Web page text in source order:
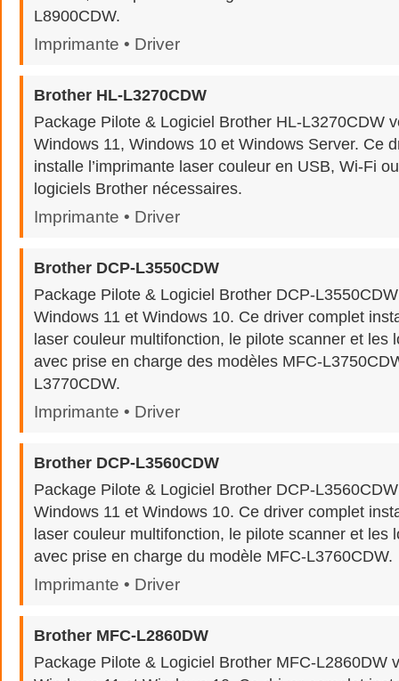
L8900CDW.
Imprimante • Driver
Brother HL-L3270CDW
Package Pilote & Logiciel Brother HL-L3270CDW
Windows 11, Windows 10 et Windows Server. Ce
installe l’imprimante laser couleur en USB, Wi-Fi
logiciels Brother nécessaires.
Imprimante • Driver
Brother DCP-L3550CDW
Package Pilote & Logiciel Brother DCP-
Windows 11 et Windows 10. Ce driver complet
laser couleur multifonction, le pilote scanner et les
avec prise en charge des modèles MFC-
L3770CDW.
Imprimante • Driver
Brother DCP-L3560CDW
Package Pilote & Logiciel Brother DCP-
Windows 11 et Windows 10. Ce driver complet
laser couleur multifonction, le pilote scanner et les
avec prise en charge du modèle MFC-L3760CDW.
Imprimante • Driver
Brother MFC-L2860DW
Package Pilote & Logiciel Brother MFC-L2860DW